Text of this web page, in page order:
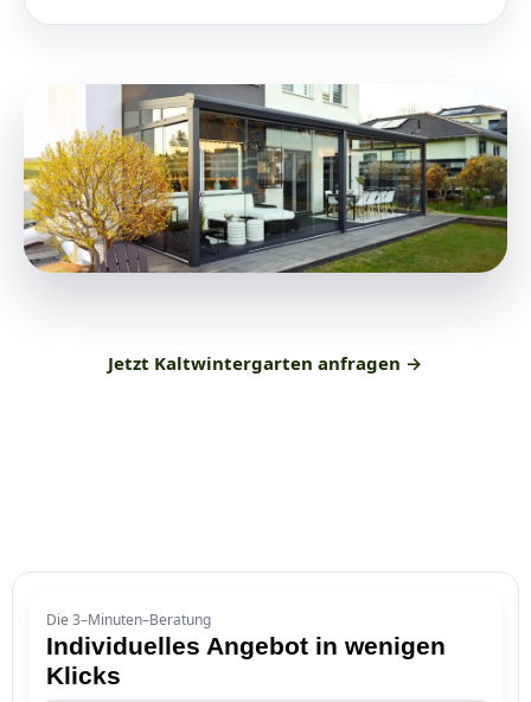
Jetzt Kaltwintergarten anfragen →
Die 3–Minuten–Beratung
Individuelles Angebot in wenigen
Klicks